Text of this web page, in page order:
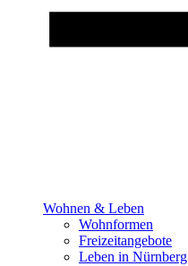
Wohnen & Leben
Wohnformen
Freizeitangebote
Leben in Nürnberg